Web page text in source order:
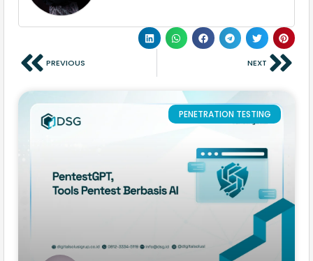
PREVIOUS NEXT
PENETRATION TESTING